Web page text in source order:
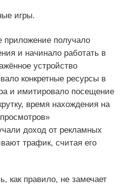
игры.
приложение получало
и начинало работать в
устройство
конкретные ресурсы в
и имитировало посещение
время нахождения на
доход от рекламных
трафик, считая его
как правило, не замечает